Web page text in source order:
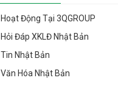
Hoạt Động Tại 3QGROUP
Hỏi Đáp XKLĐ Nhật Bản
Tin Nhật Bản
Văn Hóa Nhật Bản